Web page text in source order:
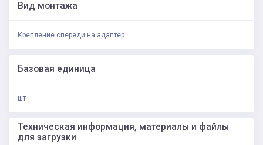
Вид монтажа
Крепление спереди на адаптер
Базовая единица
шт
Техническая информация, материалы и файлы
для загрузки